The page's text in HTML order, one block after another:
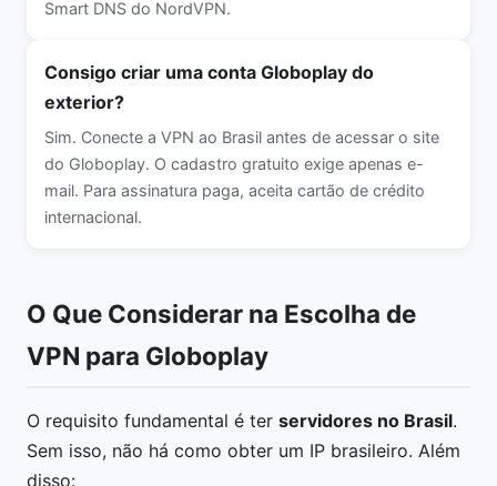
Smart DNS do NordVPN.
Consigo criar uma conta Globoplay do
exterior?
Sim. Conecte a VPN ao Brasil antes de acessar o site
do Globoplay. O cadastro gratuito exige apenas e-
mail. Para assinatura paga, aceita cartão de crédito
internacional.
O Que Considerar na Escolha de
VPN para Globoplay
O requisito fundamental é ter servidores no Brasil.
Sem isso, não há como obter um IP brasileiro. Além
disso: